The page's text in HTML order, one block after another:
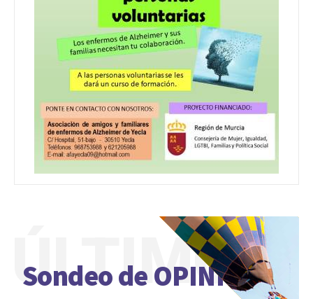
Sondeo de OPINIÓN
ÚLTIMO